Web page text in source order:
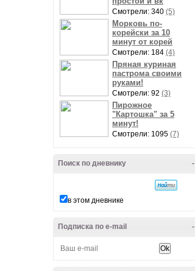
Смотрели: 340 (5)
Морковь по-
корейски за 10
минут от корей
Смотрели: 184 (4)
Пряная куриная
пастрома своими
руками!
Смотрели: 92 (3)
Пирожное
"Картошка" за 5
минут!
Смотрели: 1095 (7)
-
Поиск по дневнику
в этом дневнике
-
Подписка по e-mail